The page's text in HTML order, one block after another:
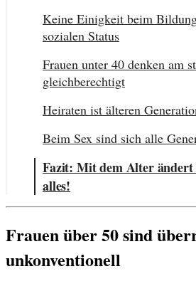
Keine Einigkeit beim
sozialen Status
Frauen unter 40 denken am
gleichberechtigt
Heiraten ist älteren
Beim Sex sind sich alle
Fazit: Mit dem Alter ändert
alles!
Frauen über 50 sind
unkonventionell